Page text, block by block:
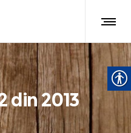
din 2013